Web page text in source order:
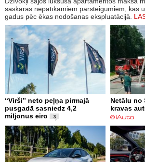
saskaras nepatīkamiem pārsteigumiem, kas
gadus pēc ēkas nodošanas ekspluatācijā.
“Virši” neto peļņa pirmajā
pusgadā sasniedz 4,2
miljonus eiro
3
Netālu no
kravas